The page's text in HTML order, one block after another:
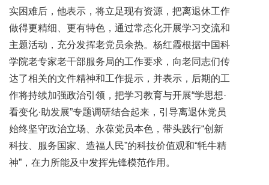
实困难后，他表示，将立足现有资源，把离退休工作
做得更精细、更有特色，通过常态化开展学习交流和
主题活动，充分发挥老党员余热。杨红霞根据中国科
学院老专家老干部服务局的工作要求，向老同志们传
达了相关的文件精神和工作提示，并表示，后期的工
作将持续加强政治引领，把学习教育与开展“学思想·
看变化·助发展”专题调研结合起来，引导离退休党员
始终坚守政治立场、永葆党员本色，带头践行“创新
科技、服务国家、造福人民”的科技价值观和“牦牛精
神”，在力所能及中发挥先锋模范作用。